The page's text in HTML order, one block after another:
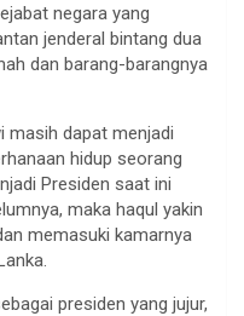
negara yang
jenderal bintang dua
dan barang-barangnya
masih dapat menjadi
hidup seorang
Presiden saat ini
maka haqul yakin
memasuki kamarnya
presiden yang jujur,